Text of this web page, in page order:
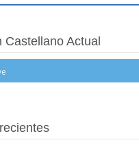
Castellano Actual